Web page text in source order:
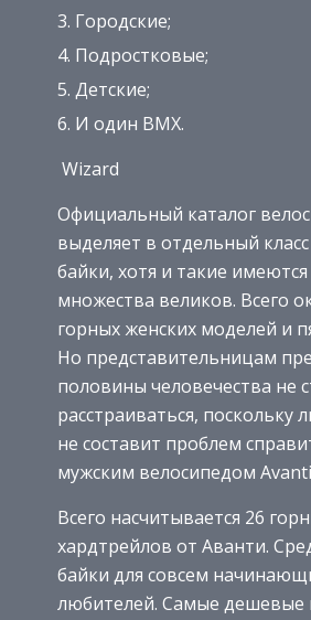
Городские;
Подростковые;
Детские;
И один BMX.
Wizard
Официальный каталог
выделяет в отдельный
байки, хотя и такие
множества великов. Всего
горных женских моделей и
Но представительницам
половины человечества не
расстраиваться, поскольку
не составит проблем
мужским велосипедом
Всего насчитывается 26
хардтрейлов от Аванти.
байки для совсем
любителей. Самые дешевые